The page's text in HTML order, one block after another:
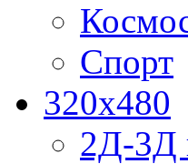
Спорт
320x480
2Д-3Д